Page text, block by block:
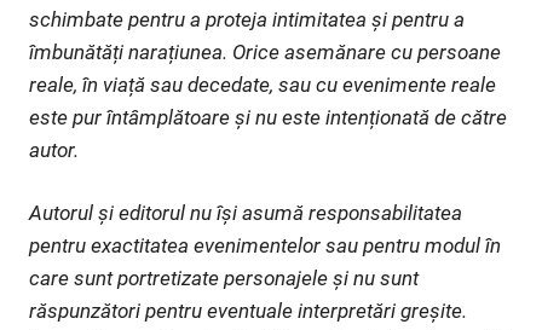
schimbate pentru a proteja intimitatea și pentru a
îmbunătăți narațiunea. Orice asemănare cu persoane
reale, în viață sau decedate, sau cu evenimente reale
este pur întâmplătoare și nu este intenționată de către
autor.
Autorul și editorul nu își asumă responsabilitatea
pentru exactitatea evenimentelor sau pentru modul în
care sunt portretizate personajele și nu sunt
răspunzători pentru eventuale interpretări greșite.